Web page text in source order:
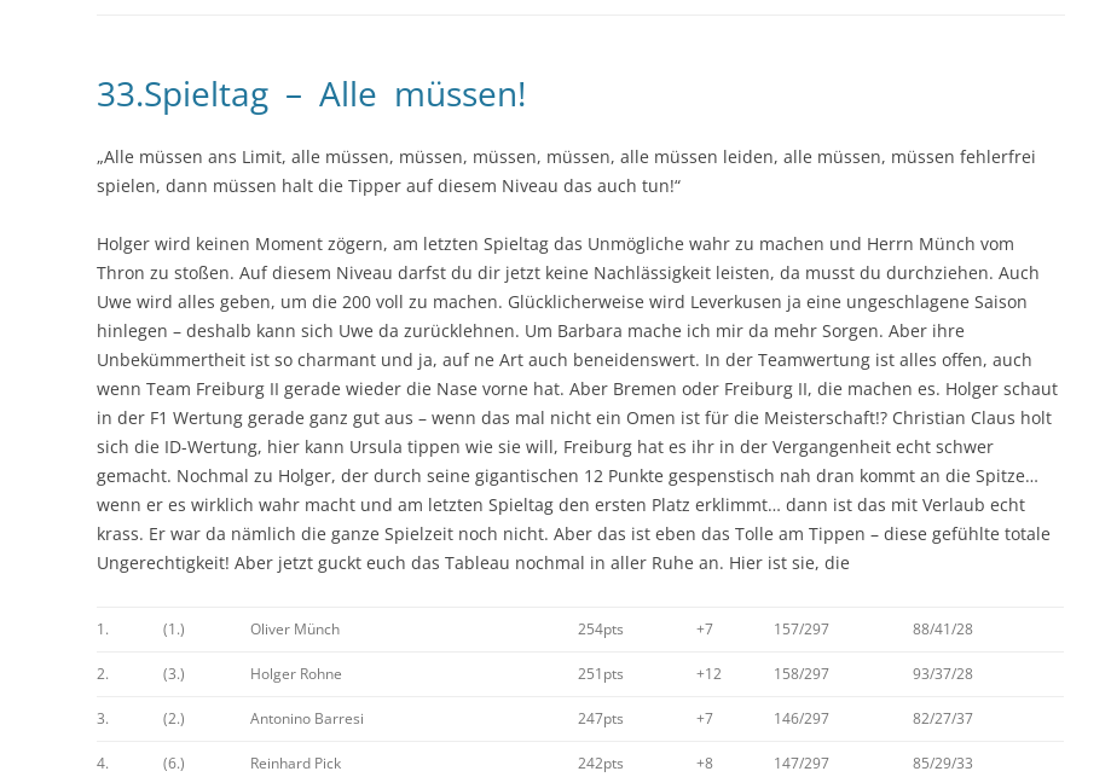
33.Spieltag – Alle müssen!
„Alle müssen ans Limit, alle müssen, müssen, müssen, müssen, alle müssen leiden, alle müssen, müssen fehlerfrei
spielen, dann müssen halt die Tipper auf diesem Niveau das auch tun!“
Holger wird keinen Moment zögern, am letzten Spieltag das Unmögliche wahr zu machen und Herrn Münch vom
Thron zu stoßen. Auf diesem Niveau darfst du dir jetzt keine Nachlässigkeit leisten, da musst du durchziehen. Auch
Uwe wird alles geben, um die 200 voll zu machen. Glücklicherweise wird Leverkusen ja eine ungeschlagene Saison
hinlegen – deshalb kann sich Uwe da zurücklehnen. Um Barbara mache ich mir da mehr Sorgen. Aber ihre
Unbekümmertheit ist so charmant und ja, auf ne Art auch beneidenswert. In der Teamwertung ist alles offen, auch
wenn Team Freiburg II gerade wieder die Nase vorne hat. Aber Bremen oder Freiburg II, die machen es. Holger schaut
in der F1 Wertung gerade ganz gut aus – wenn das mal nicht ein Omen ist für die Meisterschaft!? Christian Claus holt
sich die ID-Wertung, hier kann Ursula tippen wie sie will, Freiburg hat es ihr in der Vergangenheit echt schwer
gemacht. Nochmal zu Holger, der durch seine gigantischen 12 Punkte gespenstisch nah dran kommt an die Spitze…
wenn er es wirklich wahr macht und am letzten Spieltag den ersten Platz erklimmt… dann ist das mit Verlaub echt
krass. Er war da nämlich die ganze Spielzeit noch nicht. Aber das ist eben das Tolle am Tippen – diese gefühlte totale
Ungerechtigkeit! Aber jetzt guckt euch das Tableau nochmal in aller Ruhe an. Hier ist sie, die
1. (1.) Oliver Münch 254pts +7 157/297 88/41/28
2. (3.) Holger Rohne 251pts +12 158/297 93/37/28
3. (2.) Antonino Barresi 247pts +7 146/297 82/27/37
4. (6.) Reinhard Pick 242pts +8 147/297 85/29/33